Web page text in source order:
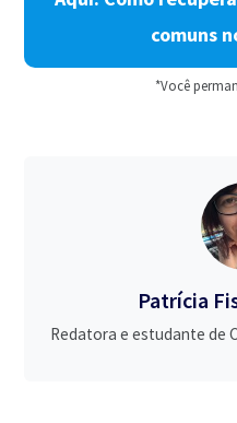
comuns
*Você
Patrícia
Redatora e estudante de